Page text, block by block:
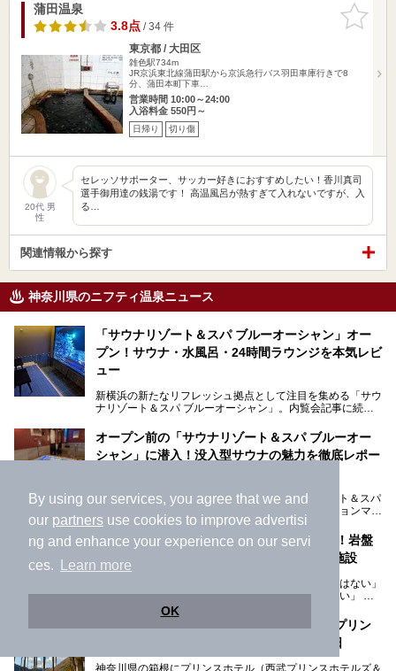
By using our services, you agree that we and
our partners use cookies to improve advertisi
ng and enhance your experience on our servi
ces.
Learn more
OK
お気に入
りに追加
蒲田温泉
3.8点/ 34 件
東京都 / 大田区
雑色駅734m
JR京浜東北線蒲田駅から京浜急行バス羽田車庫行きで8
分、蒲田本町下車…
営業時間 10:00～24:00
入浴料金 550円～
日帰り 切り傷
20代 男
性
セレッソサポーター、サッカー好きにおすすめしたい！香川真司
選手御用達の銭湯です！ 高温風呂が熱すぎて入れないですが、入
る…
関連情報から探す
神奈川県のニフティ温泉ニュース
「サウナリゾート＆スパ ブルーオーシャン」オー
プン！サウナ・水風呂・24時間ラウンジを本気レビ
ュー
新横浜の新たなリフレッシュ拠点として注目を集める「サウ
ナリゾート＆スパ ブルーオーシャン」。内覧会記事に続
す。サウナや水風呂の気持ちよさはもちろん、リラックスス
ペースの過ごしやすさまで徹底チェック。新横浜エリアで日
常の疲れをリセットしたい人、ライブやスポーツ観戦遠征組
オープン前の「サウナリゾート＆スパ ブルーオー
シャン」に潜入！没入型サウナの魅力を徹底レポー
新横浜に2026年6月オープン予定の「サウナリゾート＆スパ
ブルーオーシャン」。館内には最新のプロジェクションマッ
ピングが多用され、まるで世界を旅しているかのような圧倒
的な“没入感（イマーシブ）”を体験できます。
今回は、そんな大注目の施設に一足先にお邪魔し、その全貌
を見学させていただきました！
サウナ室の中に咲き誇る桜、魚たちが泳ぐ水風呂、そしてバ
リのビーチを思わせる休憩スペース…。驚きの連続だった館
【2026年最新】神奈川のスーパー銭湯26選！岩盤
浴・24時間営業・駅近など目的別おすすめ施設
「仕事の疲れをリセットしたいけれど遠出する元気はない」
「休日は漫画を読みながら一日中ダラダラ過ごしたい」
「子ども連れでも気兼ねなく、家事を忘れてリフレッシュし
そんな「癒やされたい」という願いを叶えてくれるのが、神
奈川県のスーパー銭湯。
箱根 プリンスホテルの旗艦ホテル、「ザ・プリン
ス箱根芦ノ湖」で味わう建築美と優雅な休日
神奈川県の箱根にプリンスホテル（西武プリンスホテルズ＆